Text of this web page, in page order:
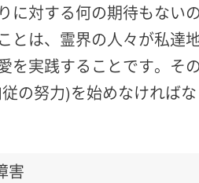
に対する何の期待もないの
とは、霊界の人々が私達
を実践することです。そ
の努力)を始めなければな
害